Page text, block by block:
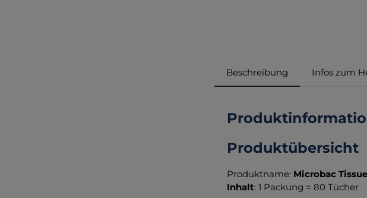
Beschreibung Infos zum
Produktübersicht
Produktname: Microbac
Inhalt: 1 Packung = 80 Tücher